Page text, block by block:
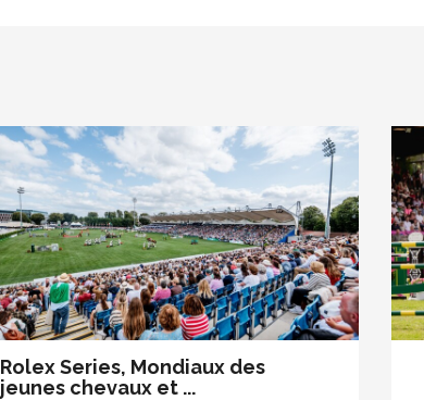
Rolex Series, Mondiaux des
jeunes chevaux et ...